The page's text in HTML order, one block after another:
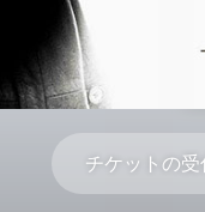
チケットの